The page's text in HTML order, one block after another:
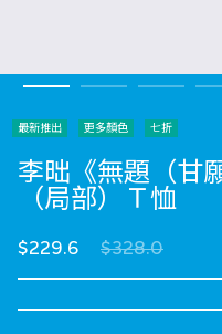
最新推出 更多顏色 七折
李昢《無題（甘
（局部）Ｔ恤
$229.6 Price
$328.0to